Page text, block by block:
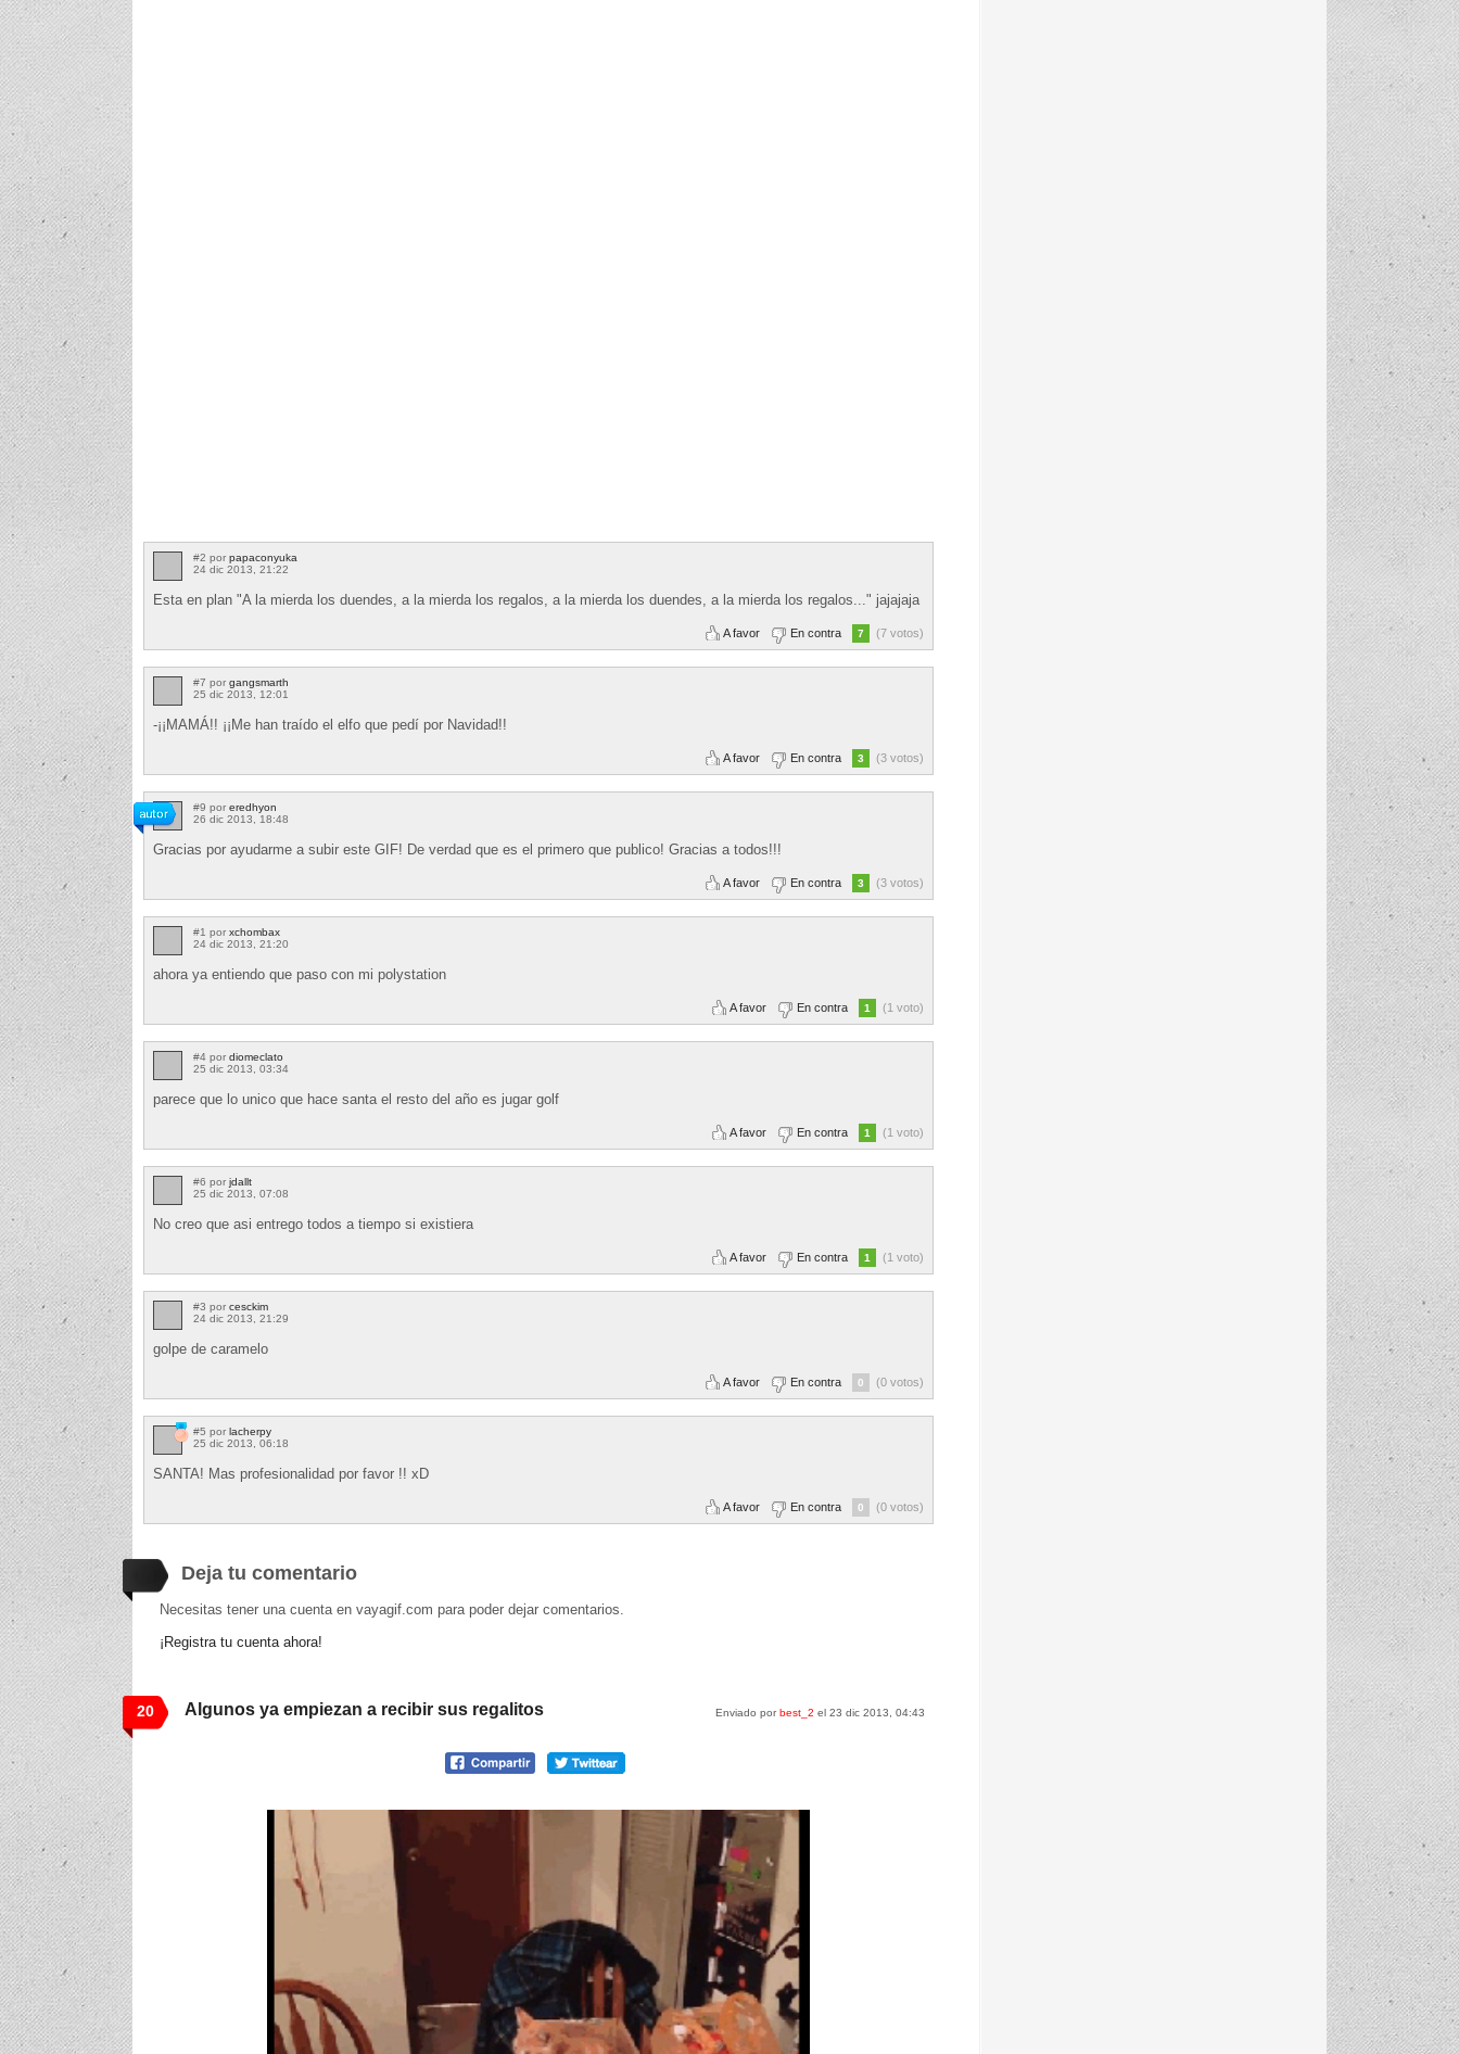
#2 por papaconyuka
24 dic 2013, 21:22
Esta en plan "A la mierda los duendes, a la mierda los regalos, a la mierda los duendes, a la mierda los regalos..." jajajaja
A favor En contra 7 (7 votos)
#7 por gangsmarth
25 dic 2013, 12:01
-¡¡MAMÁ!! ¡¡Me han traído el elfo que pedí por Navidad!!
A favor En contra 3 (3 votos)
#9 por eredhyon
26 dic 2013, 18:48
Gracias por ayudarme a subir este GIF! De verdad que es el primero que publico! Gracias a todos!!!
A favor En contra 3 (3 votos)
#1 por xchombax
24 dic 2013, 21:20
ahora ya entiendo que paso con mi polystation
A favor En contra 1 (1 voto)
#4 por diomeclato
25 dic 2013, 03:34
parece que lo unico que hace santa el resto del año es jugar golf
A favor En contra 1 (1 voto)
#6 por jdallt
25 dic 2013, 07:08
No creo que asi entrego todos a tiempo si existiera
A favor En contra 1 (1 voto)
#3 por cesckim
24 dic 2013, 21:29
golpe de caramelo
A favor En contra 0 (0 votos)
#5 por lacherpy
25 dic 2013, 06:18
SANTA! Mas profesionalidad por favor !! xD
A favor En contra 0 (0 votos)
Deja tu comentario
Necesitas tener una cuenta en vayagif.com para poder dejar comentarios.
¡Registra tu cuenta ahora!
20 Enviado porbest_2 el 23 dic 2013, 04:43
Algunos ya empiezan a recibir sus regalitos